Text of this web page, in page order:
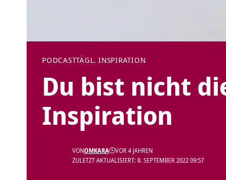
PODCASTTÄGL. INSPIRATION
Du bist nicht
Inspiration
ZULETZT AKTUALISIERT: 8. SEPTEMBER 2022 09:57
VONOMKARA VOR 4 JAHREN